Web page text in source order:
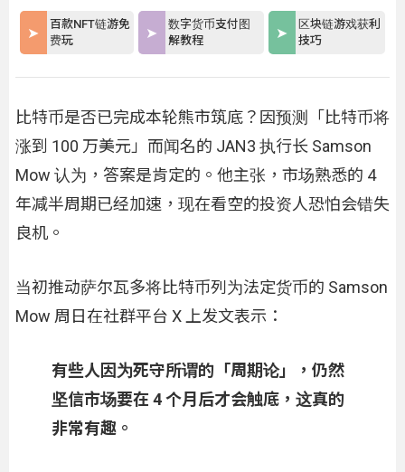
百款NFT链游免
费玩
数字货币支付图
解教程
区块链游戏获利
技巧
比特币是否已完成本轮熊市筑底？因预测「比特币将
涨到 100 万美元」而闻名的 JAN3 执行长 Samson
Mow 认为，答案是肯定的。他主张，市场熟悉的 4
年减半周期已经加速，现在看空的投资人恐怕会错失
良机。
当初推动萨尔瓦多将比特币列为法定货币的 Samson
Mow 周日在社群平台 X 上发文表示：
有些人因为死守所谓的「周期论」，仍然
坚信市场要在 4 个月后才会触底，这真的
非常有趣。